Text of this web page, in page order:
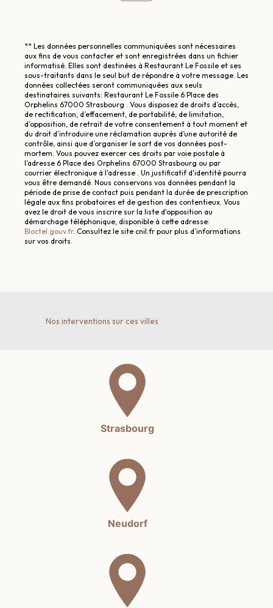
** Les données personnelles communiquées sont nécessaires
aux fins de vous contacter et sont enregistrées dans un fichier
informatisé. Elles sont destinées à Restaurant Le Fossile et ses
sous-traitants dans le seul but de répondre à votre message. Les
données collectées seront communiquées aux seuls
destinataires suivants: Restaurant Le Fossile 6 Place des
Orphelins 67000 Strasbourg . Vous disposez de droits d’accès,
de rectification, d’effacement, de portabilité, de limitation,
d’opposition, de retrait de votre consentement à tout moment et
du droit d’introduire une réclamation auprès d’une autorité de
contrôle, ainsi que d’organiser le sort de vos données post-
mortem. Vous pouvez exercer ces droits par voie postale à
l'adresse 6 Place des Orphelins 67000 Strasbourg ou par
courrier électronique à l'adresse . Un justificatif d'identité pourra
vous être demandé. Nous conservons vos données pendant la
période de prise de contact puis pendant la durée de prescription
légale aux fins probatoires et de gestion des contentieux. Vous
avez le droit de vous inscrire sur la liste d'opposition au
démarchage téléphonique, disponible à cette adresse:
Bloctel.gouv.fr. Consultez le site cnil.fr pour plus d’informations
sur vos droits.
Nos interventions sur ces villes
Strasbourg
Neudorf